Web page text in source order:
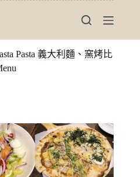
Pasta 義大利麵、窯烤比